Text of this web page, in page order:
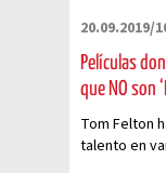
20.09.2019/
Películas
que NO son
Tom Felton
talento en